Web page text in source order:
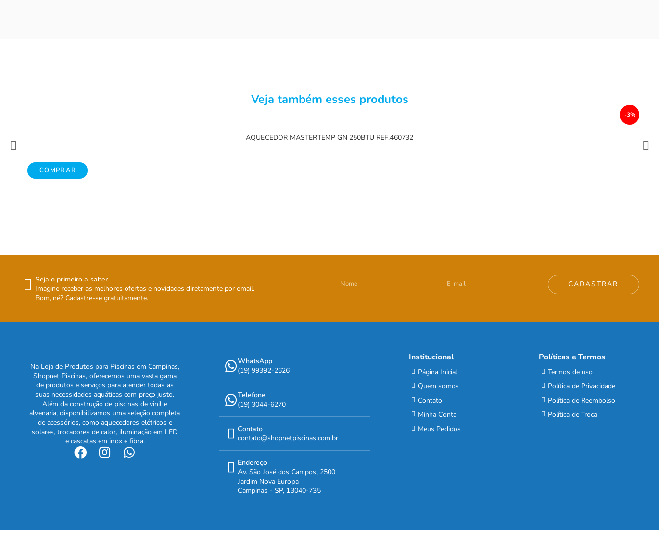
Veja também esses produtos
AQUECEDOR MASTERTEMP GN 250BTU REF.460732
-3%
COMPRAR
Seja o primeiro a saber
Imagine receber as melhores ofertas e novidades diretamente por email.
Bom, né? Cadastre-se gratuitamente.
CADASTRAR
Na Loja de Produtos para Piscinas em Campinas,
Shopnet Piscinas, oferecemos uma vasta gama
de produtos e serviços para atender todas as
suas necessidades aquáticas com preço justo.
Além da construção de piscinas de vinil e
alvenaria, disponibilizamos uma seleção completa
de acessórios, como aquecedores elétricos e
solares, trocadores de calor, iluminação em LED
e cascatas em inox e fibra.
WhatsApp
(19) 99392-2626
Telefone
(19) 3044-6270
Contato
contato@shopnetpiscinas.com.br
Endereço
Av. São José dos Campos, 2500
Jardim Nova Europa
Campinas - SP, 13040-735
Institucional
Página Inicial
Quem somos
Contato
Minha Conta
Meus Pedidos
Políticas e Termos
Termos de uso
Política de Privacidade
Política de Reembolso
Política de Troca